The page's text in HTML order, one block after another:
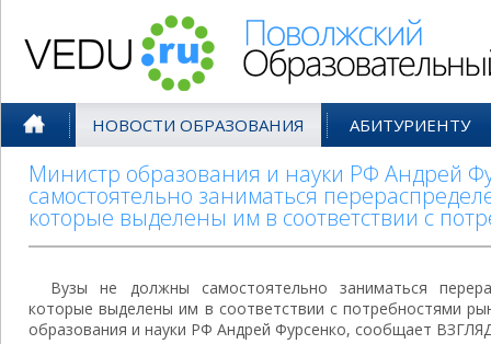
НОВОСТИ ОБРАЗОВАНИЯ АБИТУРИЕНТУ
Министр образования и науки РФ Андрей
самостоятельно заниматься
которые выделены им в соответствии с
Вузы не должны самостоятельно заниматься
которые выделены им в соответствии с потребностями
образования и науки РФ Андрей Фурсенко, сообщает